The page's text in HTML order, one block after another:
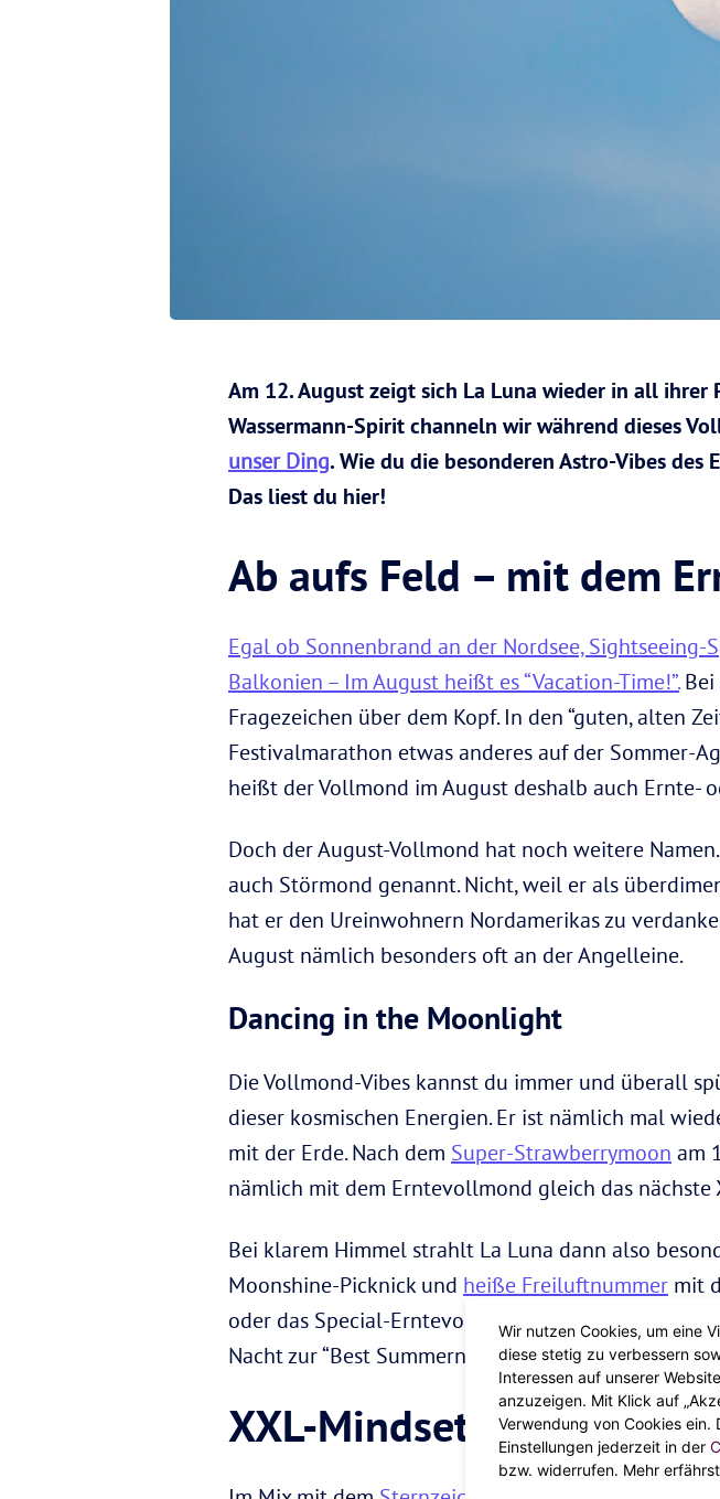
Am 12. August zeigt sich La Luna wieder in all
Wassermann-Spirit channeln wir während dieses
unser Ding. Wie du die besonderen Astro-Vibes
Das liest du hier!
Ab aufs Feld – mit dem
Egal ob Sonnenbrand an der Nordsee,
Balkonien – Im August heißt es “Vacation-Time!”.Bei
Fragezeichen über dem Kopf. In den “guten, alten
Festivalmarathon etwas anderes auf der Sommer-
heißt der Vollmond im August deshalb auch Ernte-
Doch der August-Vollmond hat noch weitere
auch Störmond genannt. Nicht, weil er als
hat er den Ureinwohnern Nordamerikas zu
August nämlich besonders oft an der Angelleine.
Dancing in the Moonlight
Die Vollmond-Vibes kannst du immer und überall
dieser kosmischen Energien. Er ist nämlich mal
mit der Erde. Nach dem Super-Strawberrymoon am
nämlich mit dem Erntevollmond gleich das nächste
Bei klarem Himmel strahlt La Luna dann also
Moonshine-Picknick und heiße Freiluftnummer mit
oder das Special-Erntevollmond-Let-shit-go-Ritual –
Nacht zur “Best Summernight EVER!”.
XXL-Mindset-Change mit
Wir nutzen Cookies, um eine
diese stetig zu verbessern
Interessen auf unserer
anzuzeigen. Mit Klick auf
Verwendung von Cookies ein.
Einstellungen jederzeit in der
bzw. widerrufen. Mehr